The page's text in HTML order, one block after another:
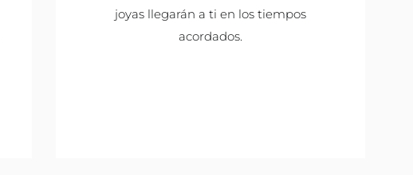
joyas llegarán a ti en los tiempos
acordados.